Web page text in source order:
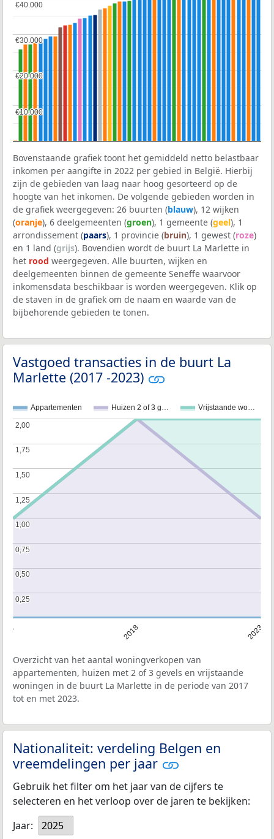
€10.000
€10.000
€20.000
€20.000
€30.000
€30.000
€40.000
€40.000
Bovenstaande grafiek toont het gemiddeld netto belastbaar
inkomen per aangifte in 2022 per gebied in België. Hierbij
zijn de gebieden van laag naar hoog gesorteerd op de
hoogte van het inkomen. De volgende gebieden worden in
de grafiek weergegeven: 26 buurten (blauw), 12 wijken
(oranje), 6 deelgemeenten (groen), 1 gemeente (geel), 1
arrondissement (paars), 1 provincie (bruin), 1 gewest (roze)
en 1 land (grijs). Bovendien wordt de buurt La Marlette in
het rood weergegeven. Alle buurten, wijken en
deelgemeenten binnen de gemeente Seneffe waarvoor
inkomensdata beschikbaar is worden weergegeven. Klik op
de staven in de grafiek om de naam en waarde van de
bijbehorende gebieden te tonen.
Vastgoed transacties in de buurt La
Marlette (2017 -2023)
Appartementen Huizen 2 of 3 g… Vrijstaande wo…
2018 2023
0,25
0,25
0,50
0,50
0,75
0,75
1,00
1,00
1,25
1,25
1,50
1,50
1,75
1,75
2,00
2,00
Overzicht van het aantal woningverkopen van
appartementen, huizen met 2 of 3 gevels en vrijstaande
woningen in de buurt La Marlette in de periode van 2017
tot en met 2023.
Nationaliteit: verdeling Belgen en
vreemdelingen per jaar
Gebruik het filter om het jaar van de cijfers te
selecteren en het verloop over de jaren te bekijken:
Jaar:
2025